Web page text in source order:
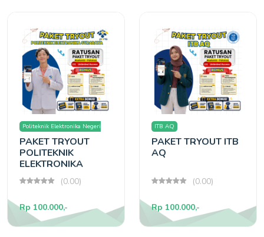
Politeknik Elektronika Negeri
Surabaya
PAKET TRYOUT
POLITEKNIK
ELEKTRONIKA
SURABAYA(0.00)
Rp 100.000,-
ITB AQ
PAKET TRYOUT ITB
AQ
(0.00)
Rp 100.000,-